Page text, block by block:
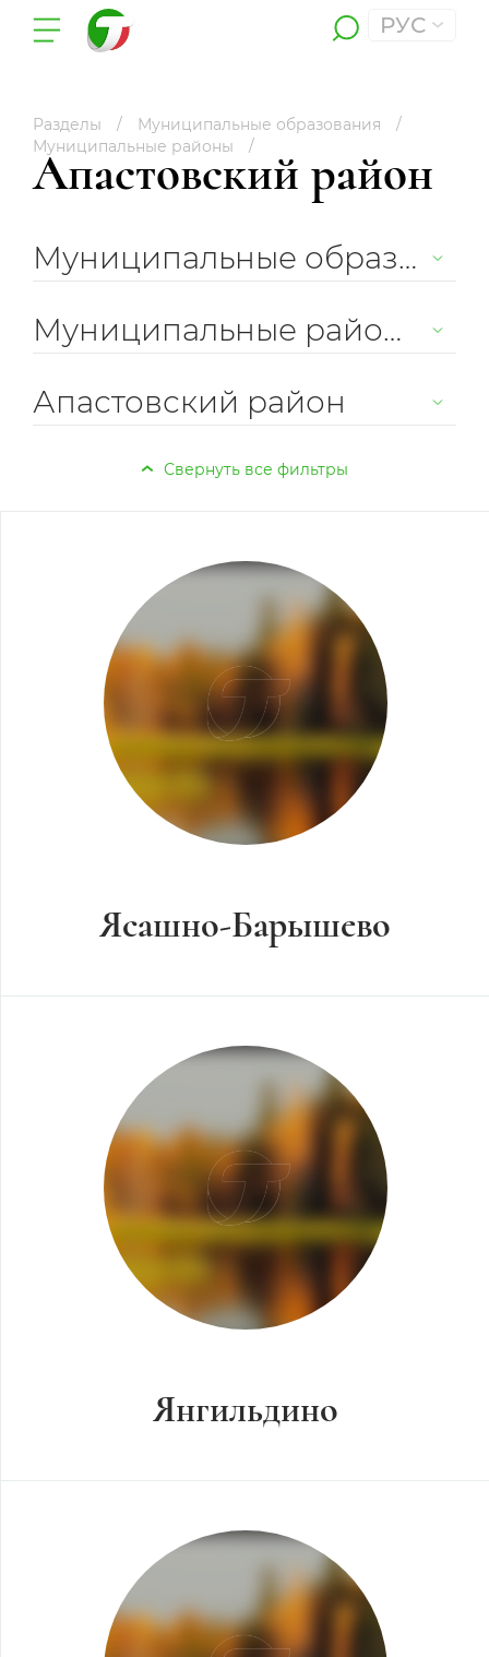
РУС
Разделы
Муниципальные образования
Муниципальные районы
Апастовский район
Муниципальные образования
Муниципальные районы
Апастовский район
Ясашно-Барышево
Янгильдино